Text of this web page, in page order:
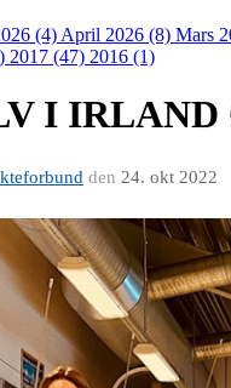
(4) April 2026 (8) Mars
2017 (47) 2016 (1)
I IRLAND
den 24. okt 2022